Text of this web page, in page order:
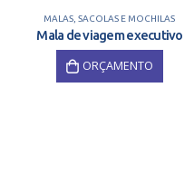
MALAS,SACOLAS E MOCHILAS
Mala de viagem executivo
ORÇAMENTO